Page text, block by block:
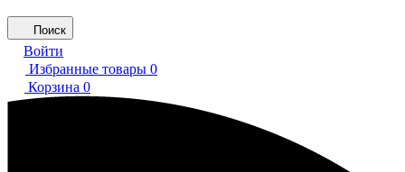
Поиск
Войти
Избранные товары 0
Корзина 0